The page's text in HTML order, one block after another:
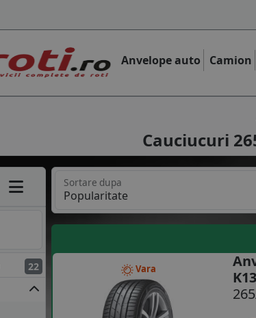
Anvelope auto Camion
Cauciucuri
22
Sortare dupa
Vara